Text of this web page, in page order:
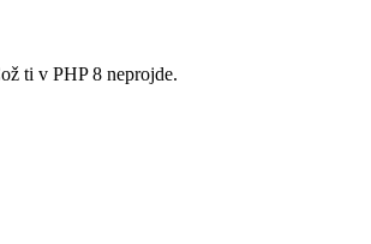
ti v PHP 8 neprojde.